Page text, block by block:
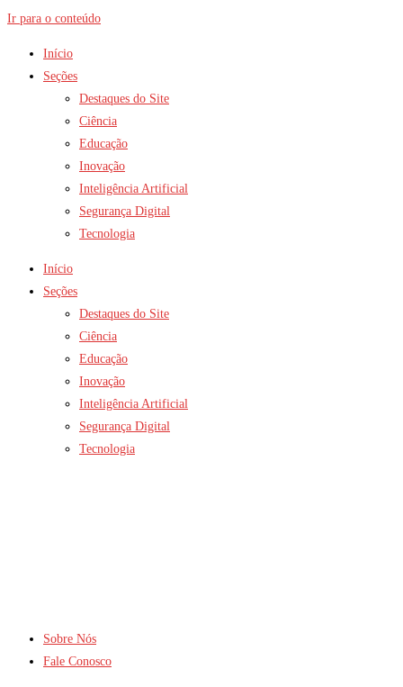
Ir para o conteúdo
Início
Seções
Destaques do Site
Ciência
Educação
Inovação
Inteligência Artificial
Segurança Digital
Tecnologia
Início
Seções
Destaques do Site
Ciência
Educação
Inovação
Inteligência Artificial
Segurança Digital
Tecnologia
Sobre Nós
Fale Conosco